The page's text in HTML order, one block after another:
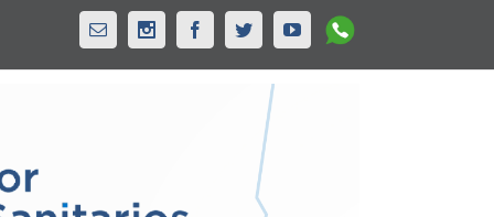
Email InstagramFacebookTwitterYoutubeWhatsapp